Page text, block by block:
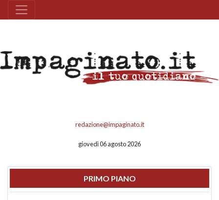
redazione@impaginato.it
giovedì 06 agosto 2026
PRIMO PIANO